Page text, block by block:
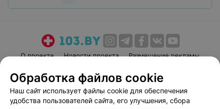
О проекте Новости проекта
Размещение рекламы
Пользовательское соглашение
Способы оплаты
Вакансии
Партнеры
Обработка файлов cookie
Наш сайт использует файлы cookie для обеспечения
удобства пользователей сайта, его улучшения, сбора